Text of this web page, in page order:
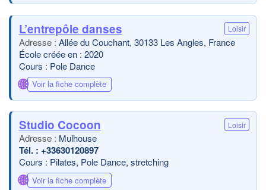
L’entrepôle danses Loisir
Allée du Couchant, 30133 Les Angles, France
École créée en : 2020
Cours : Pole Dance
🌐 Voir la fiche complète
Studio Cocoon Loisir
Mulhouse
+33630120897
Cours : Pilates, Pole Dance, stretching
🌐 Voir la fiche complète